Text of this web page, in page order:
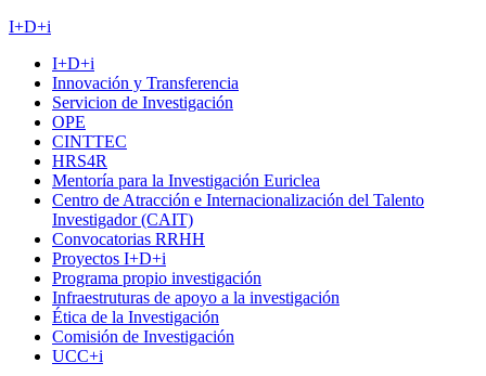
I+D+i
I+D+i
Innovación y Transferencia
Servicion de Investigación
OPE
CINTTEC
HRS4R
Mentoría para la Investigación Euriclea
Centro de Atracción e Internacionalización del Talento
Investigador (CAIT)
Convocatorias RRHH
Proyectos I+D+i
Programa propio investigación
Infraestruturas de apoyo a la investigación
Ética de la Investigación
Comisión de Investigación
UCC+i